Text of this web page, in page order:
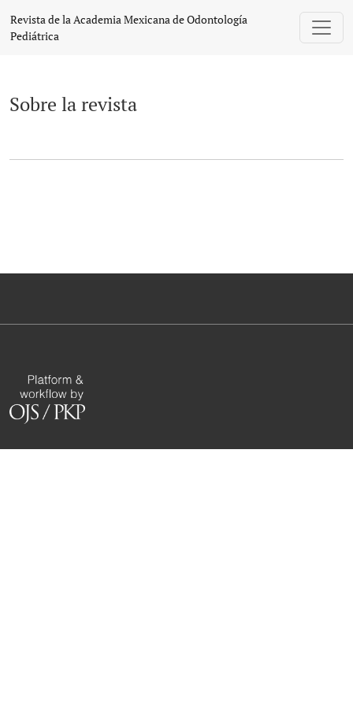
Sobre la revista
Revista de la Academia Mexicana de Odontología
Pediátrica
Sobre la revista